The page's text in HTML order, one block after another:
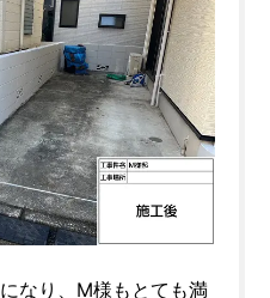
なり、M様もとても満